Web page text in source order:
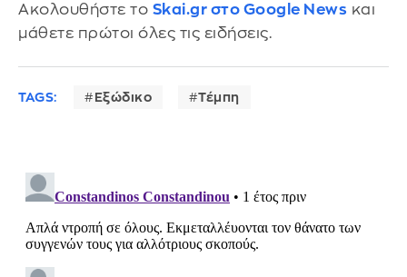
Ακολουθήστε το Skai.gr στο Google News και
μάθετε πρώτοι όλες τις ειδήσεις.
TAGS: Εξώδικο Τέμπη